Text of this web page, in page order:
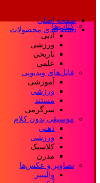
صفحه اصلی
دسته بندی محصولات
کتاب‌ها
ادبی
ورزشی
تاریخی
علمی
فایل‌های ویدیویی
آموزشی
ورزشی
مستند
سرگرمی
موسیقی بدون کلام
ذهنی
ورزشی
کلاسیک
مدرن
تصاویر و عکس‌ها
والپیپر